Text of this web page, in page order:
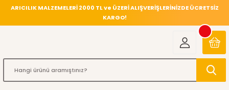
ARICILIK MALZEMELERİ 2000 TL ve ÜZERİ ALIŞVERİŞLERİNİZDE ÜCRETSİZ
KARGO!